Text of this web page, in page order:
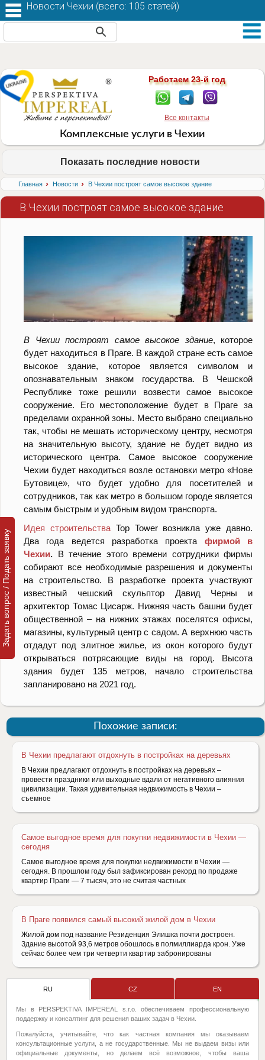
Работаем 23-й год
Все контакты
Комплексные услуги в Чехии
Показать последние новости
Главная › Новости › В Чехии построят самое высокое здание
В Чехии построят самое высокое здание
В Чехии построят самое высокое здание, которое
будет находиться в Праге. В каждой стране есть самое
высокое здание, которое является символом и
опознавательным знаком государства. В Чешской
Республике тоже решили возвести самое высокое
сооружение. Его местоположение будет в Праге за
пределами охранной зоны. Место выбрано специально
так, чтобы не мешать историческому центру, несмотря
на значительную высоту, здание не будет видно из
исторического центра. Самое высокое сооружение
Чехии будет находиться возле остановки метро «Нове
Бутовице», что будет удобно для посетителей и
сотрудников, так как метро в большом городе является
самым быстрым и удобным видом транспорта.
Идея строительстваTop Tower возникла уже давно.
Два года ведется разработка проекта фирмой в
Чехии. В течение этого времени сотрудники фирмы
собирают все необходимые разрешения и документы
на строительство. В разработке проекта участвуют
известный чешский скульптор Давид Черны и
архитектор Томас Цисарж. Нижняя часть башни будет
общественной – на нижних этажах поселятся офисы,
магазины, культурный центр с садом. А верхнюю часть
отдадут под элитное жилье, из окон которого будут
открываться потрясающие виды на город. Высота
здания будет 135 метров, начало строительства
запланировано на 2021 год.
Похожие записи:
В Чехии предлагают отдохнуть в постройках на деревьях
В Чехии предлагают отдохнуть в постройках на деревьях –
провести праздники или выходные вдали от негативного влияния
цивилизации. Такая удивительная недвижимость в Чехии –
съемное
Самое выгодное время для покупки недвижимости в Чехии —
сегодня
Самое выгодное время для покупки недвижимости в Чехии —
сегодня. В прошлом году был зафиксирован рекорд по продаже
квартир Праги — 7 тысяч, это не считая частных
В Праге появился самый высокий жилой дом в Чехии
Жилой дом под название Резиденция Элишка почти достроен.
Здание высотой 93,6 метров обошлось в полмиллиарда крон. Уже
сейчас более чем три четверти квартир забронированы
Новости Чехии (всего: 105 статей)
Задать вопрос / Подать заявку
RU CZ EN
Мы в PERSPEKTIVA IMPEREAL s.r.o. обеспечиваем профессиональную
поддержку и консалтинг для решения ваших задач в Чехии.
Пожалуйста, учитывайте, что как частная компания мы оказываем
консультационные услуги, а не государственные. Мы не выдаем визы или
официальные документы, но делаем всё возможное, чтобы ваша